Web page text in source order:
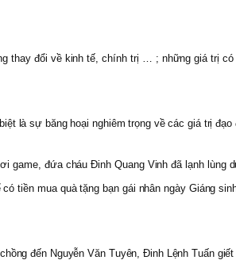
đổi về kinh tế, chính trị … ; những giá trị
là sự băng hoại nghiêm trọng về các giá trị
đứa cháu Đinh Quang Vinh đã lạnh lùng
tiền mua quà tặng bạn gái nhân ngày Giáng
đến Nguyễn Văn Tuyên, Đinh Lệnh Tuấn